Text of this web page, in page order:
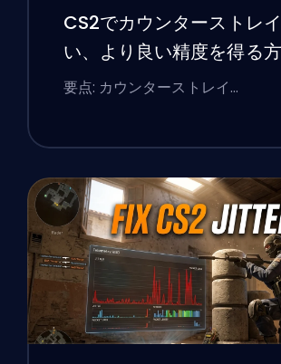
CS2でカウンターストレ
い、より良い精度を得る
要点: カウンターストレイ…